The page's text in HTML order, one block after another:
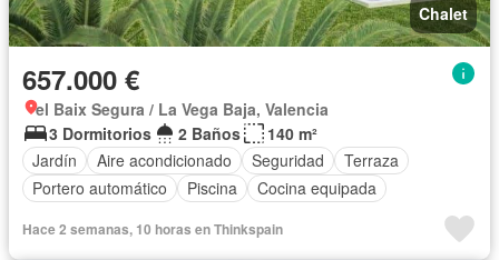
Chalet
657.000 €
el Baix Segura / La Vega Baja, Valencia
3 Dormitorios
2 Baños
140 m²
Jardín
Aire acondicionado Seguridad
Terraza
Portero automático
Piscina Cocina equipada
Hace 2 semanas, 10 horas en Thinkspain